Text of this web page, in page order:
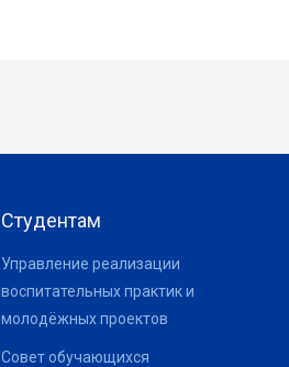
Студентам
Управление реализации
воспитательных практик и
молодёжных проектов
Совет обучающихся